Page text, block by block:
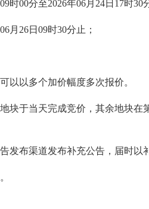
时00分至2026年06月24日17时30
月26日09时30分止；
以以多个加价幅度多次报价。
于当天完成竞价，其余地块在
发布渠道发布补充公告，届时以